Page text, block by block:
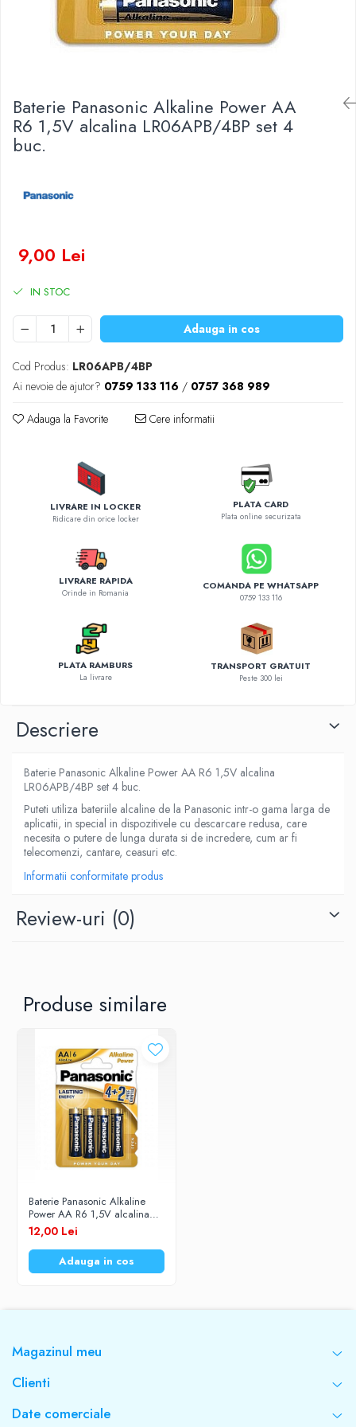
Aplice LED
Kit-uri vlogging
Electrice
Convertoare tensiune
Stabilizatoare tensiune
Cablu coaxial
Accesorii auto
Redresoare
Roboti pornire
Diverse accesorii auto
Carcase protectie NOCO BOOST
Incarcator masina electrica
Baterii Zinc-Aer
Baterie Panasonic Alkaline Power AA
R6 1,5V alcalina LR06APB/4BP set 4
buc.
9,00 Lei
IN STOC
Adauga in cos
Cod Produs: LR06APB/4BP
Ai nevoie de ajutor? 0759 133 116 / 0757 368 989
Adauga la Favorite Cere informatii
LIVRARE IN LOCKER
Ridicare din orice locker
PLATA CARD
Plata online securizata
LIVRARE RAPIDA
Orinde in Romania
COMANDA PE WHATSAPP
0759 133 116
PLATA RAMBURS
La livrare
TRANSPORT GRATUIT
Peste 300 lei
Descriere
Baterie Panasonic Alkaline Power AA R6 1,5V alcalina
LR06APB/4BP set 4 buc.
Puteti utiliza bateriile alcaline de la Panasonic intr-o gama larga de
aplicatii, in special in dispozitivele cu descarcare redusa, care
necesita o putere de lunga durata si de incredere, cum ar fi
telecomenzi, cantare, ceasuri etc.
Informatii conformitate produs
Review-uri (0)
Produse similare
Baterie Panasonic Alkaline
Power AA R6 1,5V alcalina
LR06APB/6BP set 6 buc.
12,00 Lei
Adauga in cos
Magazinul meu
Clienti
Date comerciale